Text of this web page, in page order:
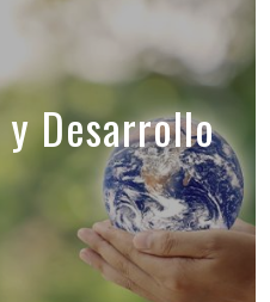
Desarrollo